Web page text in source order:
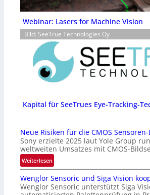
Webinar: Lasers for Machine Vision
Bild: SeeTrue Technologies Oy
Kapital für SeeTrues Eye-Tracking-
Neue Risiken für die CMOS
Sony erzielte 2025 laut Yole Group
weltweiten Umsatzes mit CMOS-
Weiterlesen:
N
e
u
Wenglor Sensoric und Siga Vision
Wenglor Sensoric unterstützt Siga